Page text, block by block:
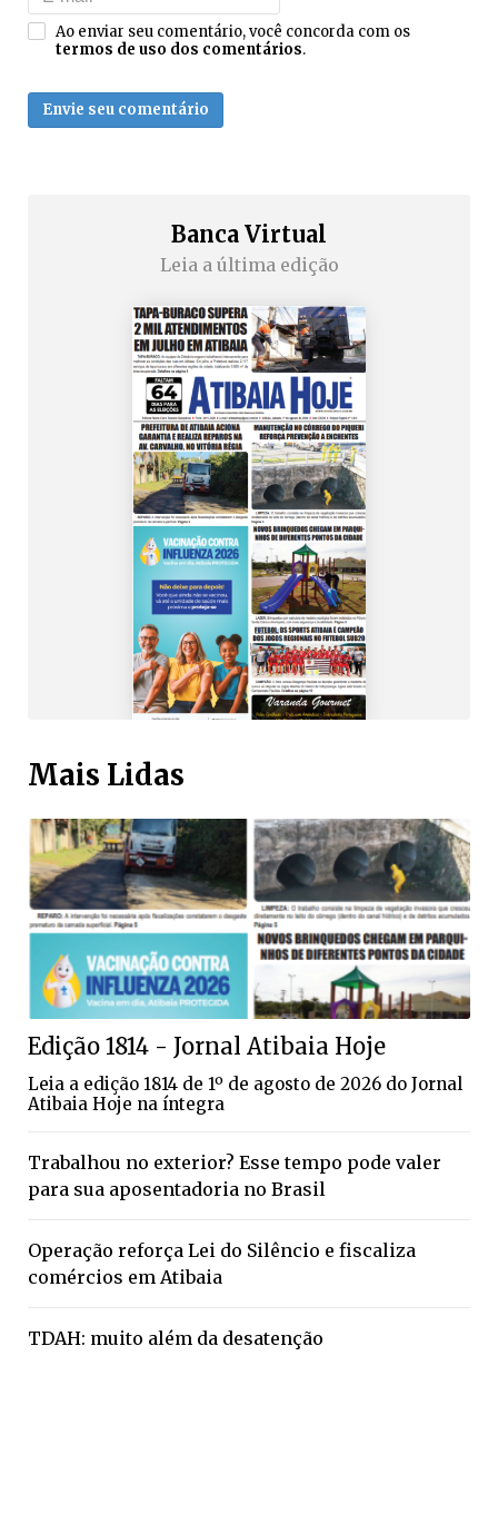
Ao enviar seu comentário, você concorda com os
termos de uso dos comentários.
Envie seu comentário
Banca Virtual
Leia a última edição
Mais Lidas
Edição 1814 - Jornal Atibaia Hoje
Leia a edição 1814 de 1º de agosto de 2026 do Jornal
Atibaia Hoje na íntegra
Trabalhou no exterior? Esse tempo pode valer
para sua aposentadoria no Brasil
Operação reforça Lei do Silêncio e fiscaliza
comércios em Atibaia
TDAH: muito além da desatenção